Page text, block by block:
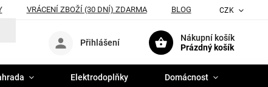
VRÁCENÍ ZBOŽÍ (30 DNÍ) ZDARMA BLOG CZK
Nákupní košík
Prázdný košík
Přihlášení
Elektrodoplňky Domácnost